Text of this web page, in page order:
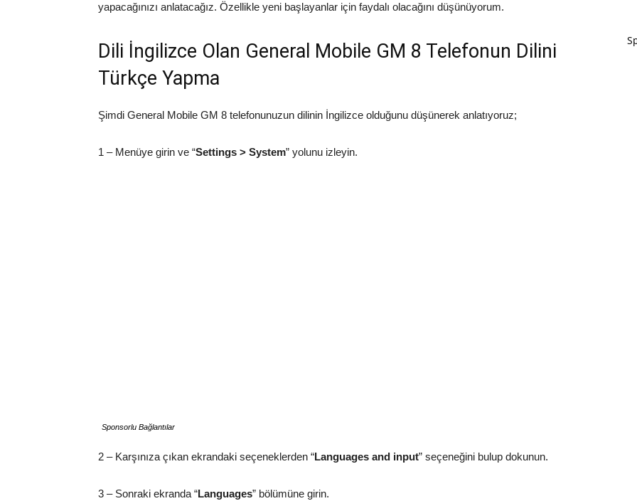
yapacağınızı anlatacağız. Özellikle yeni başlayanlar için faydalı olacağını düşünüyorum.
Dili İngilizce Olan General Mobile GM 8 Telefonun Dilini
Türkçe Yapma
Şimdi General Mobile GM 8 telefonunuzun dilinin İngilizce olduğunu düşünerek anlatıyoruz;
1 – Menüye girin ve “Settings > System” yolunu izleyin.
Sponsorlu Bağlantılar
2 – Karşınıza çıkan ekrandaki seçeneklerden “Languages and input” seçeneğini bulup dokunun.
3 – Sonraki ekranda “Languages” bölümüne girin.